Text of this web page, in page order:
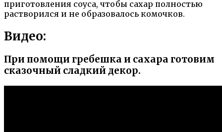
приготовления соуса, чтобы сахар полностью
растворился и не образовалось комочков.
Видео:
При помощи гребешка и сахара готовим
сказочный сладкий декор.